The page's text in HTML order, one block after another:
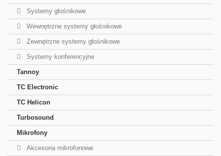
Systemy głośnikowe
Wewnętrzne systemy głośnikowe
Zewnętrzne systemy głośnikowe
Systemy konferencyjne
Tannoy
TC Electronic
TC Helicon
Turbosound
Mikrofony
Akcesoria mikrofonowe